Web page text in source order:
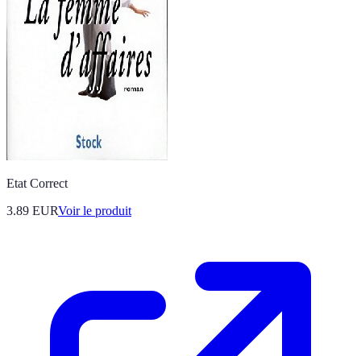
Etat Correct
3.89 EURVoir le produit